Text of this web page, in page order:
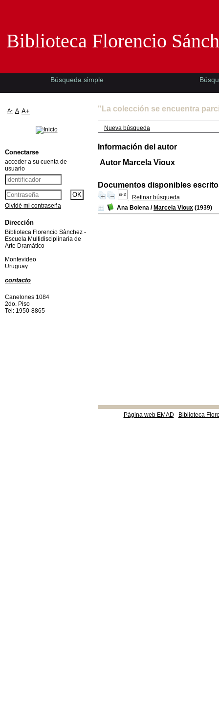
"La colección se encuentra
Nueva búsqueda
Información del autor
Autor Marcela Vioux
Documentos disponibles
Refinar búsqueda
Ana Bolena / Marcela Vioux (1939)
Página web EMAD Biblioteca
Biblioteca Florencio
Búsqueda simple
A- A A+
Conectarse
acceder a su cuenta de
usuario
Olvidé mi contraseña
Dirección
Biblioteca Florencio Sànchez -
Escuela Multidisciplinaria de
Arte Dramàtico
Montevideo
Uruguay
contacto
Canelones 1084
2do. Piso
Tel: 1950-8865